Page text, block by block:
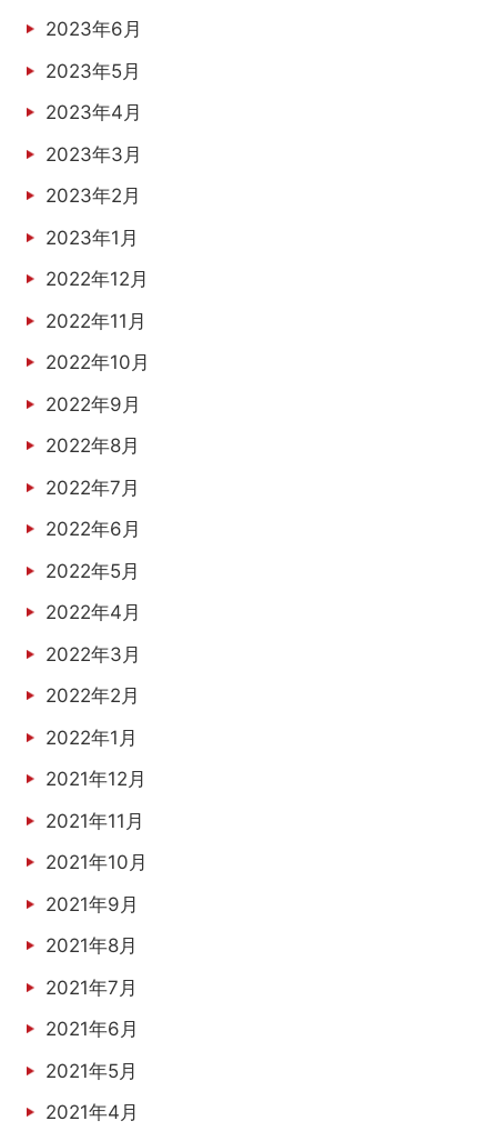
2023年6月
2023年5月
2023年4月
2023年3月
2023年2月
2023年1月
2022年12月
2022年11月
2022年10月
2022年9月
2022年8月
2022年7月
2022年6月
2022年5月
2022年4月
2022年3月
2022年2月
2022年1月
2021年12月
2021年11月
2021年10月
2021年9月
2021年8月
2021年7月
2021年6月
2021年5月
2021年4月